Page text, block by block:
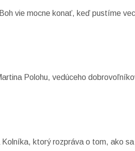
vie mocne konať, keď pustíme
Polohu, vedúceho
ktorý rozpráva o tom, ako